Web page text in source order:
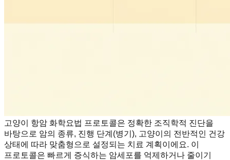
고양이 항암 화학요법 프로토콜은 정확한 조직학적 진단을
바탕으로 암의 종류, 진행 단계(병기), 고양이의 전반적인 건강
상태에 따라 맞춤형으로 설정되는 치료 계획이에요. 이
프로토콜은 빠르게 증식하는 암세포를 억제하거나 줄이기